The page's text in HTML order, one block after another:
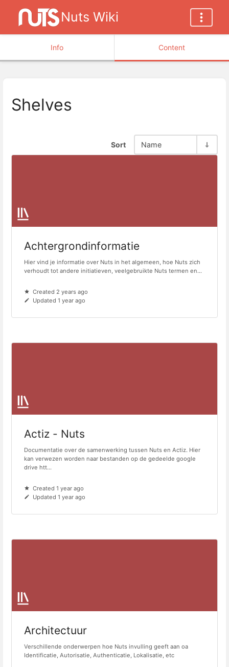
Nuts Wiki
Info Content
Shelves
Sort Name
Achtergrondinformatie
Hier vind je informatie over Nuts in het algemeen, hoe Nuts zich
verhoudt tot andere initiatieven, veelgebruikte Nuts termen en...
Created 2 years ago
Updated 1 year ago
Actiz - Nuts
Documentatie over de samenwerking tussen Nuts en Actiz. Hier
kan verwezen worden naar bestanden op de gedeelde google
drive htt...
Created 1 year ago
Updated 1 year ago
Architectuur
Verschillende onderwerpen hoe Nuts invulling geeft aan oa
Identificatie, Autorisatie, Authenticatie, Lokalisatie, etc